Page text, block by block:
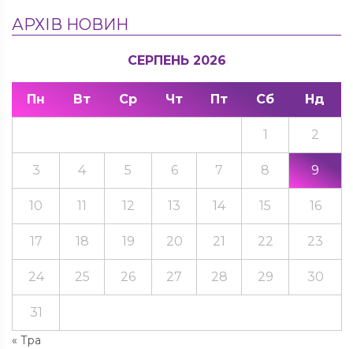
АРХІВ НОВИН
СЕРПЕНЬ 2026
Пн Вт Ср Чт Пт Сб Нд
« Тра
1 2
3 4 5 6 7 8 9
10 11 12 13 14 15 16
17 18 19 20 21 22 23
24 25 26 27 28 29 30
31